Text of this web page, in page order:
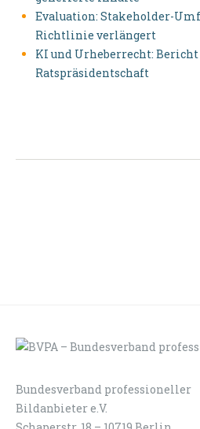
Evaluation: Stakeholder-
Richtlinie verlängert
KI und Urheberrecht:
Ratspräsidentschaft
Bundesverband professioneller
Bildanbieter e.V.